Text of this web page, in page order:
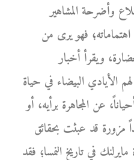
وأضرحة المشاهير
فهو يرى من
ويقرأ أخبار
الأيادي البيضاء في حياة
عن المجاهرة برأيه، أو
مزورة قد عبثت بحقائق
في تاريخ النمسا؛ فقد